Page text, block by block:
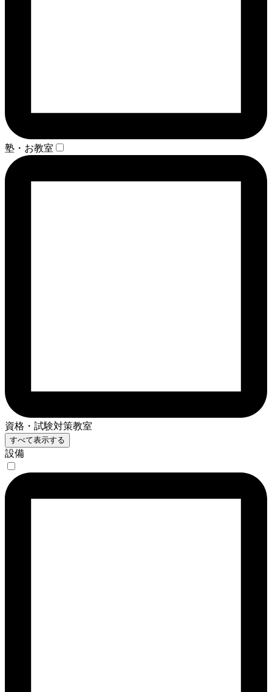
塾・お教室
資格・試験対策教室
すべて表示する
設備